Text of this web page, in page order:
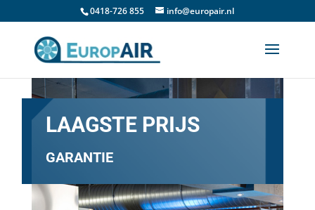
0418-726 855 info@europair.nl
LAAGSTE PRIJS
GARANTIE